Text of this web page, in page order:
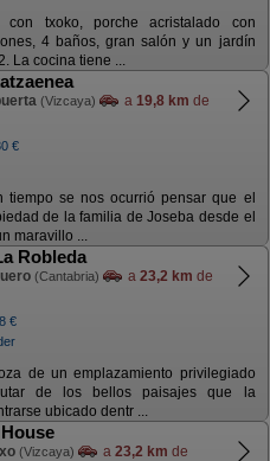
con txoko, porche acristalado con
4 baños, gran salón y un jardín
La cocina tiene ...
(Vizcaya) a 19,8 km de
€
tiempo se nos ocurrió pensar que el
de la familia de Joseba desde el
maravillo ...
Robleda
(Cantabria) a 23,2 km de
€
de un emplazamiento privilegiado
de los bellos paisajes que la
ubicado dentr ...
(Vizcaya) a 23,2 km de